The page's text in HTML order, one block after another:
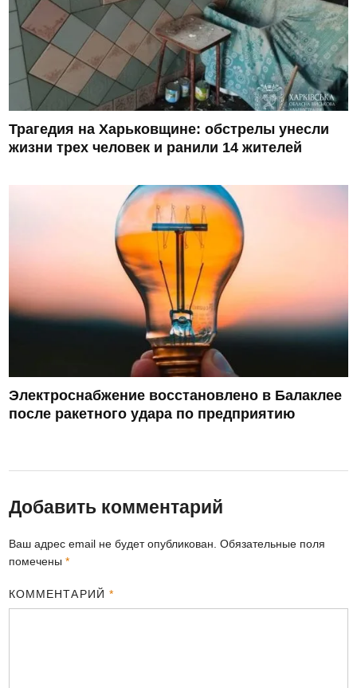
Трагедия на Харьковщине: обстрелы унесли
жизни трех человек и ранили 14 жителей
Электроснабжение восстановлено в Балаклее
после ракетного удара по предприятию
Добавить комментарий
Ваш адрес email не будет опубликован. Обязательные поля
помечены*
КОММЕНТАРИЙ *